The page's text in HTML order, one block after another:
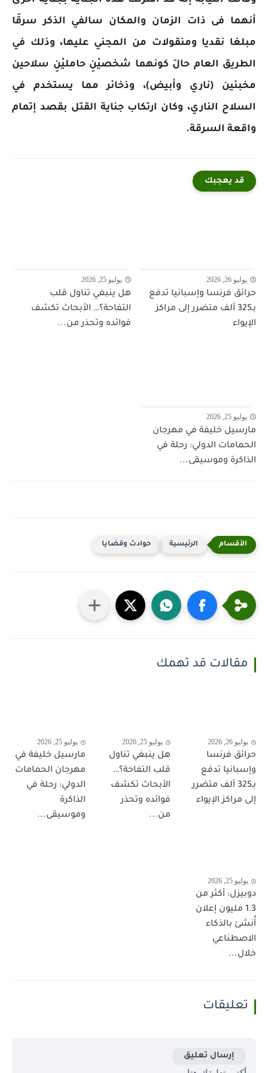
أنهما فى ذات الزمان والمكان سالفي الذكر سرقَا
مبلغا نقديا ومنقولات من المجني عليها، وذلك في
الطريق العام حالَ كونهما شخصيْنِ حامليْنِ سلاحين
مخبئين (ناري وأبيض)، وذخائر مما يستخدم في
السلاح الناري، وكان ارتكاب جناية القتل بقصد إتمام
واقعة السرقة.
قد يعجبك
يوليو 26, 2026
حرائق فرنسا وإسبانيا تدفع
بـ325 ألف متضرر إلى مراكز
الإيواء
يوليو 25, 2026
هل ينبغي تناول قلب
التفاحة؟… الأبحاث تكشف
فوائده وتحذر من...
يوليو 25, 2026
مارسيل خليفة في مهرجان
الحمامات الدولي: رحلة في
الذاكرة وموسيقى...
الرئيسية حوادث وقضايا
مقالات قد تهمك
يوليو 26, 2026
حرائق فرنسا
وإسبانيا تدفع
بـ325 ألف متضرر
إلى مراكز الإيواء
يوليو 25, 2026
هل ينبغي تناول
قلب التفاحة؟…
الأبحاث تكشف
فوائده وتحذر
من...
يوليو 25, 2026
مارسيل خليفة في
مهرجان الحمامات
الدولي: رحلة في
الذاكرة
وموسيقى...
يوليو 25, 2026
دوبيزل: أكثر من
1.3 مليون إعلان
أُنشئ بالذكاء
الاصطناعي
خلال...
تعليقات
إرسال تعليق